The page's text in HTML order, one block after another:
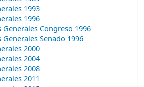
1993
1996
Generales Congreso 1996
Generales Senado 1996
2000
2004
2008
2011